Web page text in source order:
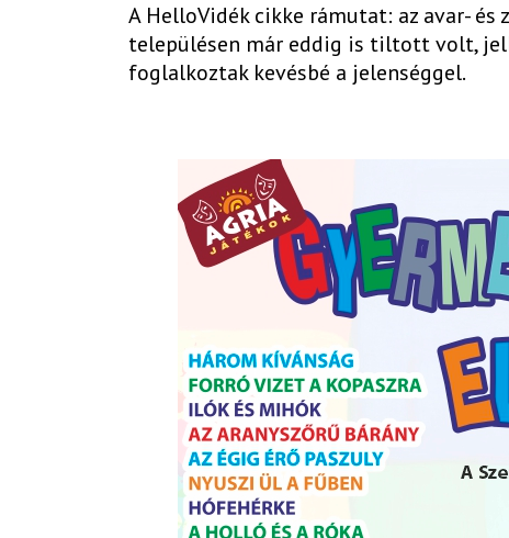
A HelloVidék cikke rámutat: az avar-
településen már eddig is tiltott volt,
foglalkoztak kevésbé a jelenséggel.